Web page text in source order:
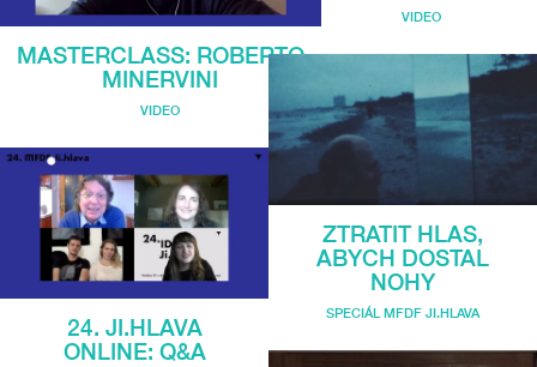
MASTERCLASS: ROBERTO
MINERVINI
VIDEO
24. JI.HLAVA
ONLINE: Q&A
VIDEO
ZTRATIT HLAS,
ABYCH DOSTAL
NOHY
SPECIÁL MFDF JI.HLAVA